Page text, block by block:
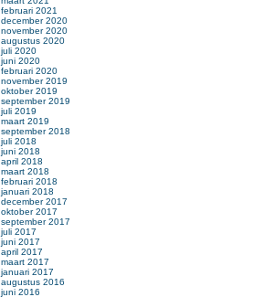
februari 2021
december 2020
november 2020
augustus 2020
juli 2020
juni 2020
februari 2020
november 2019
oktober 2019
september 2019
juli 2019
maart 2019
september 2018
juli 2018
juni 2018
april 2018
maart 2018
februari 2018
januari 2018
december 2017
oktober 2017
september 2017
juli 2017
juni 2017
april 2017
maart 2017
januari 2017
augustus 2016
juni 2016